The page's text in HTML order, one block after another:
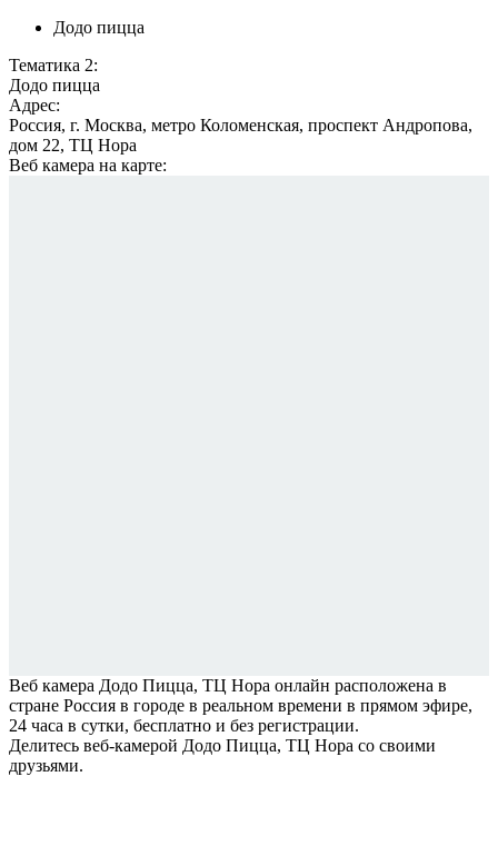
Додо пицца
Тематика 2:
Додо пицца
Адрес:
Россия, г. Москва, метро Коломенская, проспект Андропова,
дом 22, ТЦ Нора
Веб камера на карте:
Веб камера Додо Пицца, ТЦ Нора онлайн расположена в
стране Россия в городе в реальном времени в прямом эфире,
24 часа в сутки, бесплатно и без регистрации.
Делитесь веб-камерой Додо Пицца, ТЦ Нора со своими
друзьями.